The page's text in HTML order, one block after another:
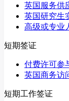
英国服务供
英国研究生
高级或专业
短期签证
付费许可参
英国商务访
短期工作签证